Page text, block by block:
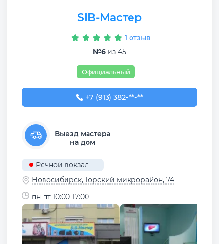
SIB-Мастер
1 отзыв
№6 из 45
Официальный
+7 (913) 382-09-50
+7 (913) 382-**-**
Выезд мастера
на дом
Речной вокзал
Новосибирск, ​Горский микрорайон, 74
пн-пт 10:00-17:00